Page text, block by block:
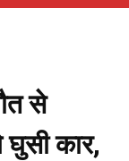
से
कार,